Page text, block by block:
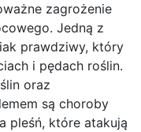
zagrożenie
Jedną z
prawdziwy, który
i pędach roślin.
oraz
są choroby
pleśń, które atakują